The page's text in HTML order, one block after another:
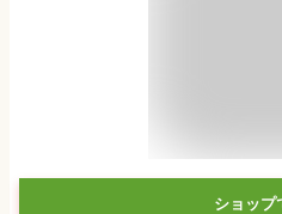
ショップ